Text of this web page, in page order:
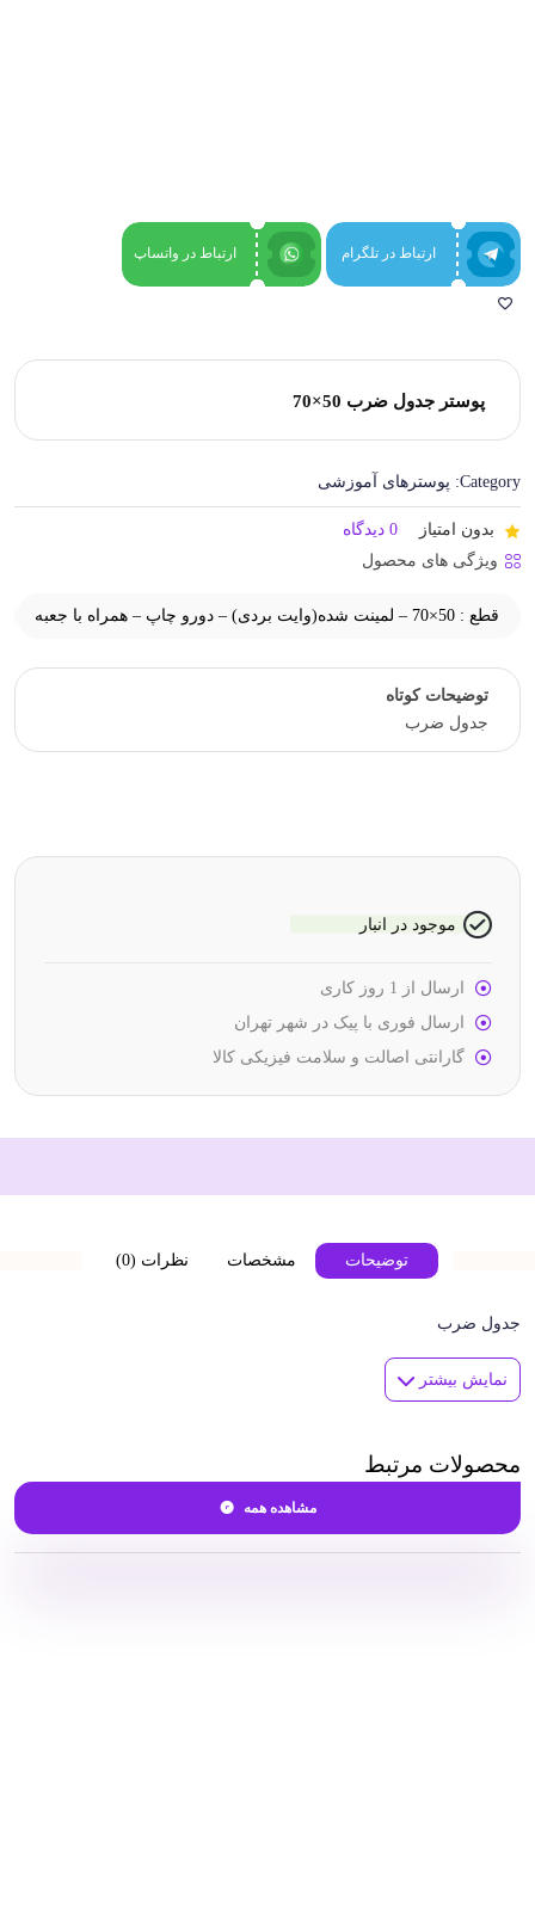
ارتباط در تلگرام ارتباط در واتساپ
پوستر جدول ضرب 50×70
Category: پوسترهای آموزشی
بدون امتیاز
0 دیدگاه
ویژگی های محصول
قطع : 50×70 – لمینت شده(وایت بردی) – دورو چاپ – همراه با جعبه
توضیحات کوتاه
جدول ضرب
موجود در انبار
ارسال از 1 روز کاری
ارسال فوری با پیک در شهر تهران
گارانتی اصالت و سلامت فیزیکی کالا
توضیحات مشخصات نظرات (0)
جدول ضرب
نمایش بیشتر
محصولات مرتبط
مشاهده همه